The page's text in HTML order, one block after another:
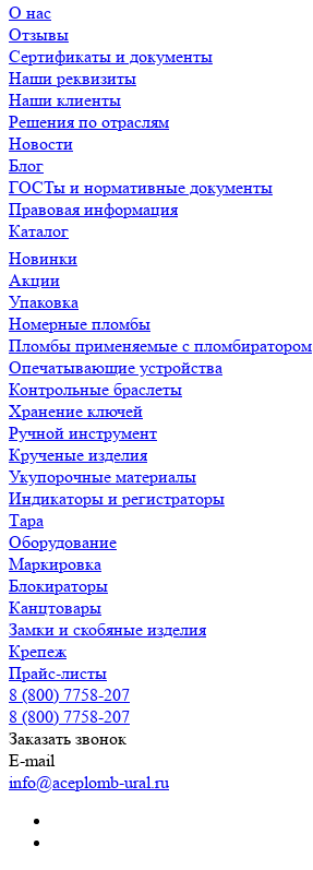
О нас
Отзывы
Сертификаты и документы
Наши реквизиты
Наши клиенты
Решения по отраслям
Новости
Блог
ГОСТы и нормативные документы
Правовая информация
Каталог
Новинки
Акции
Упаковка
Номерные пломбы
Пломбы применяемые с пломбиратором
Опечатывающие устройства
Контрольные браслеты
Хранение ключей
Ручной инструмент
Крученые изделия
Укупорочные материалы
Индикаторы и регистраторы
Тара
Оборудование
Маркировка
Блокираторы
Канцтовары
Замки и скобяные изделия
Крепеж
Прайс-листы
8 (800) 7758-207
8 (800) 7758-207
Заказать звонок
E-mail
info@aceplomb-ural.ru